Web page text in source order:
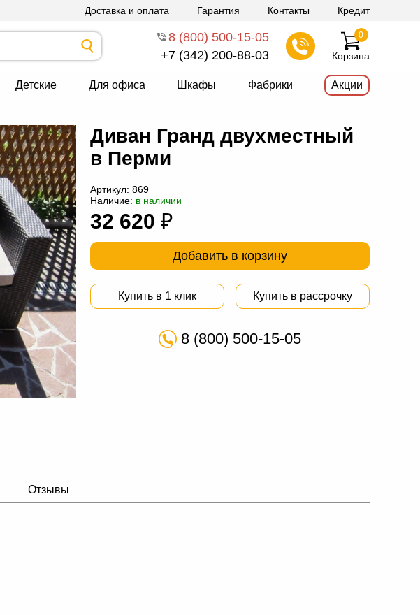
Доставка и оплата Гарантия Контакты Кредит
8 (800) 500-15-05
+7 (342) 200-88-03
Корзина
0
Детские Для офиса Шкафы Фабрики Акции
Диван Гранд двухместный
в Перми
Артикул: 869
Наличие: в наличии
32 620 ₽
Добавить в корзину
Купить в 1 клик Купить в рассрочку
8 (800) 500-15-05
Отзывы